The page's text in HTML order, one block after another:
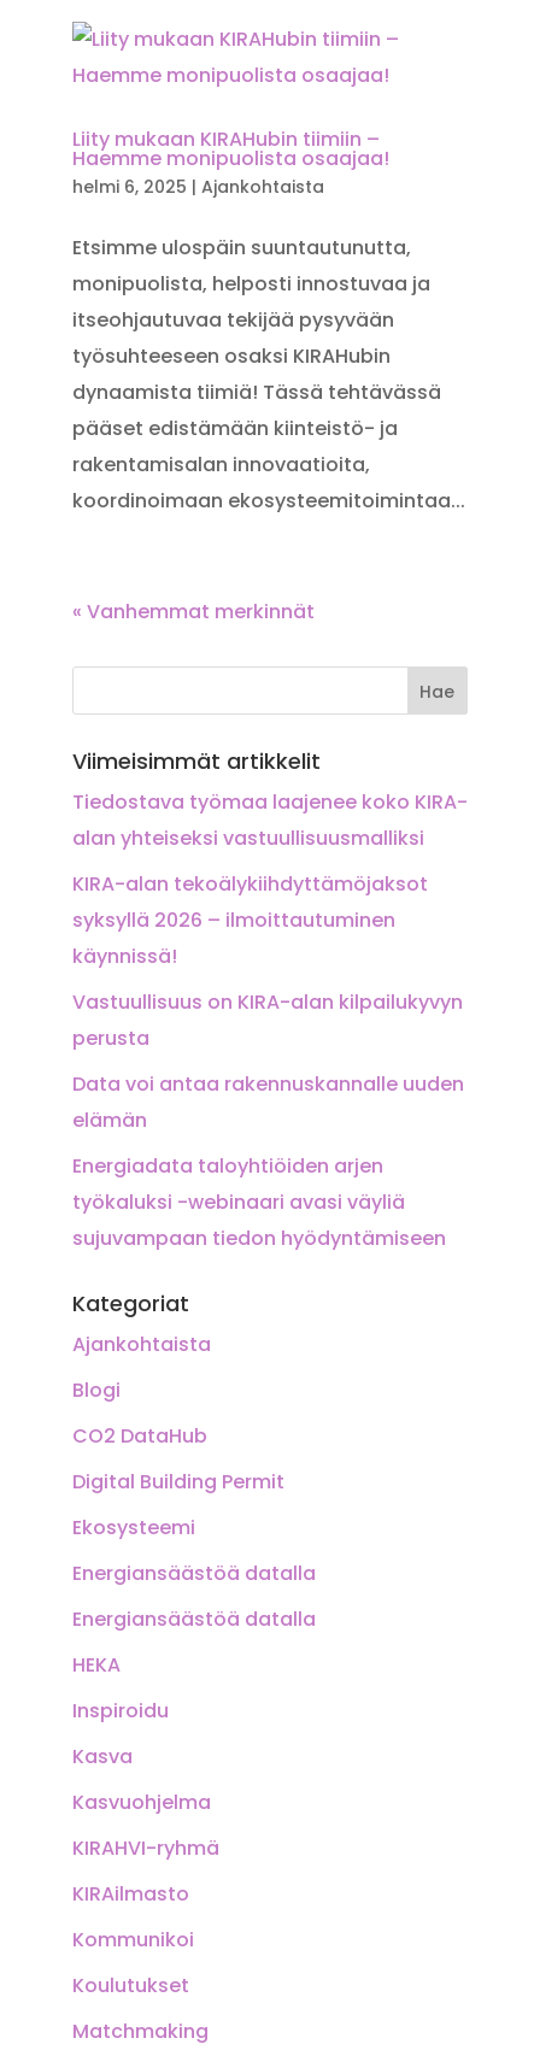
Liity mukaan KIRAHubin tiimiin –
Haemme monipuolista osaajaa!
helmi 6, 2025 | Ajankohtaista
Etsimme ulospäin suuntautunutta,
monipuolista, helposti innostuvaa ja
itseohjautuvaa tekijää pysyvään
työsuhteeseen osaksi KIRAHubin
dynaamista tiimiä! Tässä tehtävässä
pääset edistämään kiinteistö- ja
rakentamisalan innovaatioita,
koordinoimaan ekosysteemitoimintaa...
« Vanhemmat merkinnät
Viimeisimmät artikkelit
Tiedostava työmaa laajenee koko KIRA-
alan yhteiseksi vastuullisuusmalliksi
KIRA-alan tekoälykiihdyttämöjaksot
syksyllä 2026 – ilmoittautuminen
käynnissä!
Vastuullisuus on KIRA-alan kilpailukyvyn
perusta
Data voi antaa rakennuskannalle uuden
elämän
Energiadata taloyhtiöiden arjen
työkaluksi -webinaari avasi väyliä
sujuvampaan tiedon hyödyntämiseen
Kategoriat
Ajankohtaista
Blogi
CO2 DataHub
Digital Building Permit
Ekosysteemi
Energiansäästöä datalla
Energiansäästöä datalla
HEKA
Inspiroidu
Kasva
Kasvuohjelma
KIRAHVI-ryhmä
KIRAilmasto
Kommunikoi
Koulutukset
Matchmaking